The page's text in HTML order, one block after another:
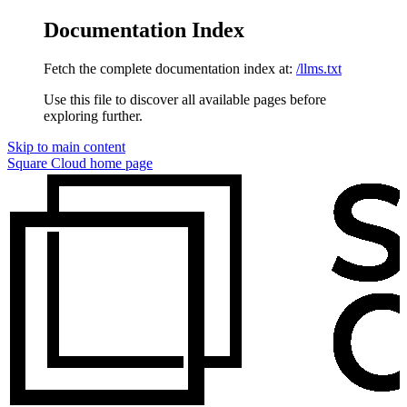
Documentation Index
Fetch the complete documentation index at: /llms.txt
Use this file to discover all available pages before
exploring further.
Skip to main content
Square Cloud home page